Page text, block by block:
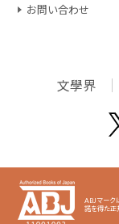
お問い合わせ
文學界
ABJマーク
諾を得た正